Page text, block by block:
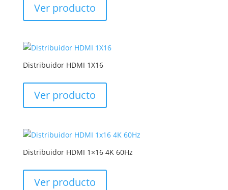
Ver producto
Distribuidor HDMI 1X16
Ver producto
Distribuidor HDMI 1×16 4K 60Hz
Ver producto